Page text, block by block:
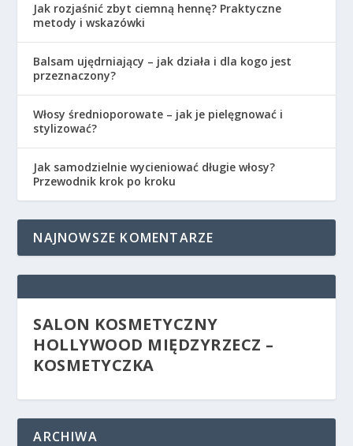
Jak rozjaśnić zbyt ciemną hennę? Praktyczne
metody i wskazówki
Balsam ujędrniający – jak działa i dla kogo jest
przeznaczony?
Włosy średnioporowate – jak je pielęgnować i
stylizować?
Jak samodzielnie wycieniować długie włosy?
Przewodnik krok po kroku
NAJNOWSZE KOMENTARZE
SALON KOSMETYCZNY
HOLLYWOOD MIĘDZYRZECZ –
KOSMETYCZKA
ARCHIWA